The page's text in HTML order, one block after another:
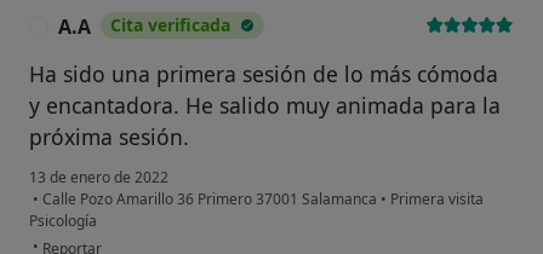
A.A Cita verificada
Ha sido una primera sesión de lo más cómoda
y encantadora. He salido muy animada para la
próxima sesión.
13 de enero de 2022
• Calle Pozo Amarillo 36 Primero 37001 Salamanca • Primera visita
Psicología
• en opinión del usuario A.A
Reportar